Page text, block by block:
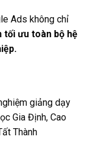
Ads không chỉ
tối ưu toàn bộ hệ
giảng dạy
Gia Định, Cao
Thành